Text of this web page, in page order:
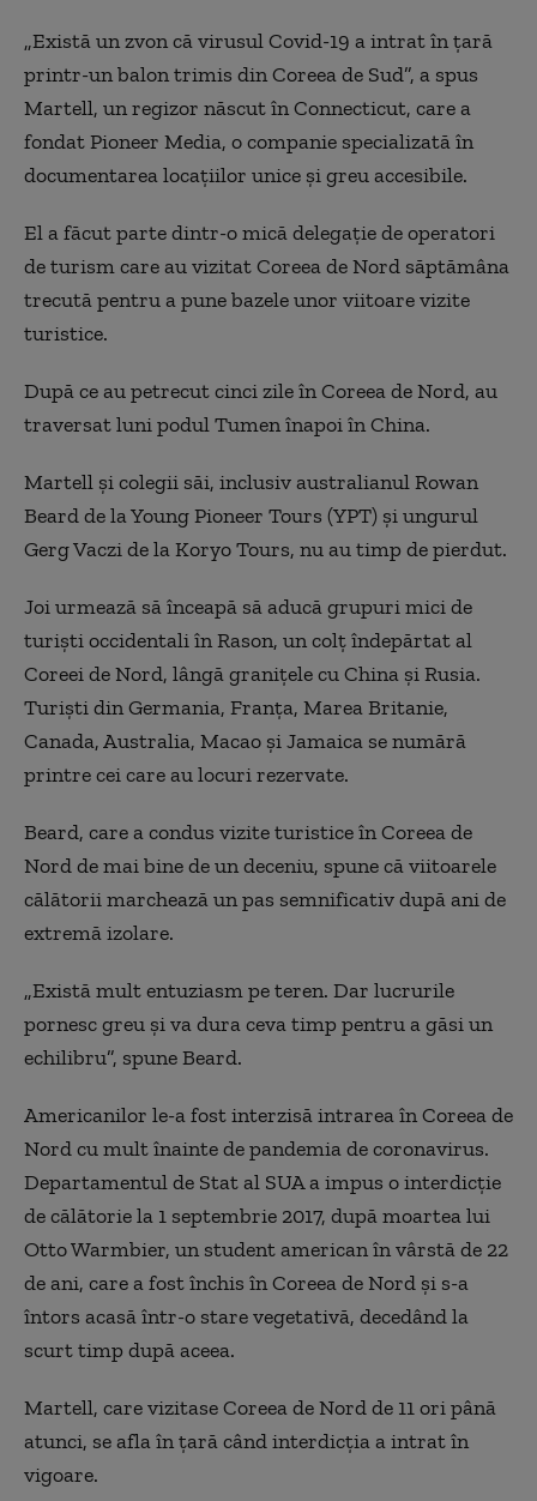
„Există un zvon că virusul Covid-19 a intrat în țară
printr-un balon trimis din Coreea de Sud”, a spus
Martell, un regizor născut în Connecticut, care a
fondat Pioneer Media, o companie specializată în
documentarea locațiilor unice și greu accesibile.
El a făcut parte dintr-o mică delegație de operatori
de turism care au vizitat Coreea de Nord săptămâna
trecută pentru a pune bazele unor viitoare vizite
turistice.
După ce au petrecut cinci zile în Coreea de Nord, au
traversat luni podul Tumen înapoi în China.
Martell și colegii săi, inclusiv australianul Rowan
Beard de la Young Pioneer Tours (YPT) și ungurul
Gerg Vaczi de la Koryo Tours, nu au timp de pierdut.
Joi urmează să înceapă să aducă grupuri mici de
turiști occidentali în Rason, un colț îndepărtat al
Coreei de Nord, lângă granițele cu China și Rusia.
Turiști din Germania, Franța, Marea Britanie,
Canada, Australia, Macao și Jamaica se numără
printre cei care au locuri rezervate.
Beard, care a condus vizite turistice în Coreea de
Nord de mai bine de un deceniu, spune că viitoarele
călătorii marchează un pas semnificativ după ani de
extremă izolare.
„Există mult entuziasm pe teren. Dar lucrurile
pornesc greu și va dura ceva timp pentru a găsi un
echilibru”, spune Beard.
Americanilor le-a fost interzisă intrarea în Coreea de
Nord cu mult înainte de pandemia de coronavirus.
Departamentul de Stat al SUA a impus o interdicție
de călătorie la 1 septembrie 2017, după moartea lui
Otto Warmbier, un student american în vârstă de 22
de ani, care a fost închis în Coreea de Nord și s-a
întors acasă într-o stare vegetativă, decedând la
scurt timp după aceea.
Martell, care vizitase Coreea de Nord de 11 ori până
atunci, se afla în țară când interdicția a intrat în
vigoare.